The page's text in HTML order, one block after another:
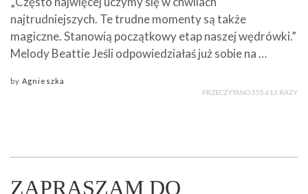
najtrudniejszych. Te trudne momenty są także
magiczne. Stanowią początkowy etap naszej wędrówki.”
Melody Beattie Jeśli odpowiedziałaś już sobie na …
by Agnieszka
PRZECZYTANO 555 613 RAZY
ZAPRASZAM DO